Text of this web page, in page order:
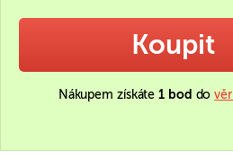
Koupit
Nákupem získáte1 bod do